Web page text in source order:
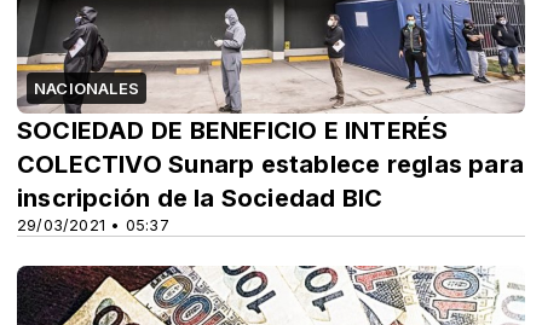
NACIONALES
29/03/2021 • 05:37
SOCIEDAD DE BENEFICIO E INTERÉS
COLECTIVO Sunarp establece reglas para
inscripción de la Sociedad BIC